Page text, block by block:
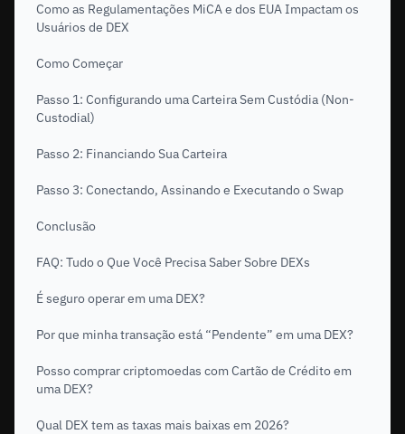
Como as Regulamentações MiCA e dos EUA Impactam os
Usuários de DEX
Como Começar
Passo 1: Configurando uma Carteira Sem Custódia (Non-
Custodial)
Passo 2: Financiando Sua Carteira
Passo 3: Conectando, Assinando e Executando o Swap
Conclusão
FAQ: Tudo o Que Você Precisa Saber Sobre DEXs
É seguro operar em uma DEX?
Por que minha transação está “Pendente” em uma DEX?
Posso comprar criptomoedas com Cartão de Crédito em
uma DEX?
Qual DEX tem as taxas mais baixas em 2026?